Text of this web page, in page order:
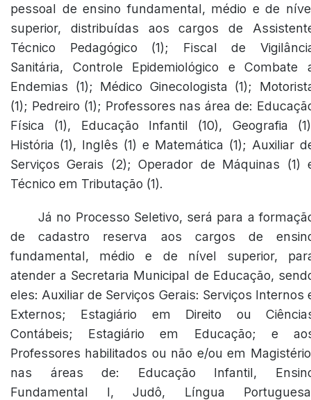
pessoal de ensino fundamental, médio e de
superior, distribuídas aos cargos de
Técnico Pedagógico (1); Fiscal de
Sanitária, Controle Epidemiológico e Combate
Endemias (1); Médico Ginecologista (1);
(1); Pedreiro (1); Professores nas área de:
Física (1), Educação Infantil (10), Geografia
História (1), Inglês (1) e Matemática (1); Auxiliar
Serviços Gerais (2); Operador de Máquinas (1)
Técnico em Tributação (1).
Já no Processo Seletivo, será para a
de cadastro reserva aos cargos de
fundamental, médio e de nível superior,
atender a Secretaria Municipal de Educação,
eles: Auxiliar de Serviços Gerais: Serviços Internos
Externos; Estagiário em Direito ou
Contábeis; Estagiário em Educação; e
Professores habilitados ou não e/ou em
nas áreas de: Educação Infantil,
Fundamental I, Judô, Língua